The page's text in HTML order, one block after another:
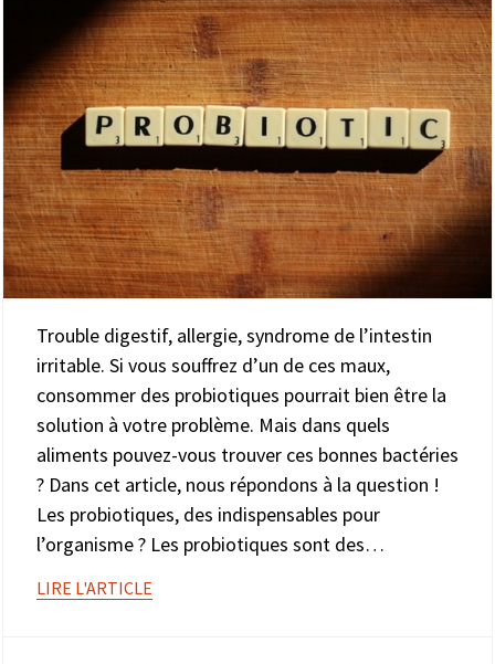
Trouble digestif, allergie, syndrome de l’intestin
irritable. Si vous souffrez d’un de ces maux,
consommer des probiotiques pourrait bien être la
solution à votre problème. Mais dans quels
aliments pouvez-vous trouver ces bonnes bactéries
? Dans cet article, nous répondons à la question !
Les probiotiques, des indispensables pour
l’organisme ? Les probiotiques sont des…
LIRE L'ARTICLE